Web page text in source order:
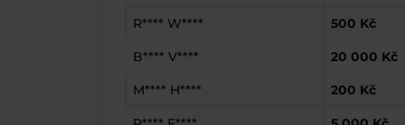
R**** W**** 500 Kč
B**** V**** 20 000 Kč
M**** H**** 200 Kč